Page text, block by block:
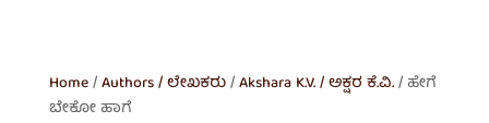
Home/Authors / ಲೇಖಕರು/Akshara K.V. / ಅಕ್ಷರ ಕೆ.ವಿ./ ಹೇಗೆ
ಬೇಕೋ ಹಾಗೆ